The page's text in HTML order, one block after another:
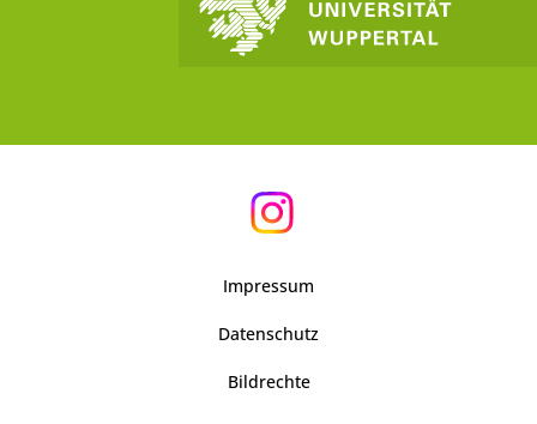
Impressum
Datenschutz
Bildrechte